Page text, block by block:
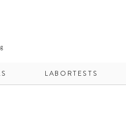
LABORTESTS